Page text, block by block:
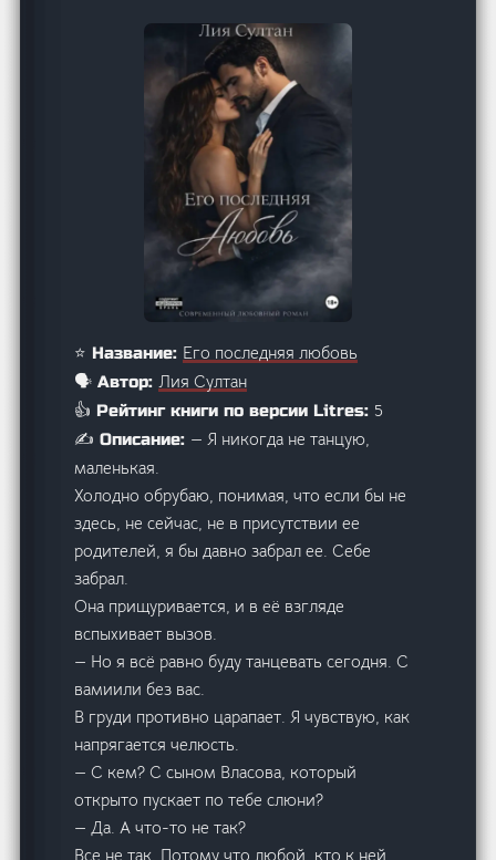
⭐ Название: Его последняя любовь
🗣️ Автор:Лия Султан
👍 Рейтинг книги по версии Litres: 5
✍️ Описание: — Я никогда не танцую,
маленькая.
Холодно обрубаю, понимая, что если бы не
здесь, не сейчас, не в присутствии ее
родителей, я бы давно забрал ее. Себе
забрал.
Она прищуривается, и в её взгляде
вспыхивает вызов.
— Но я всё равно буду танцевать сегодня. С
вамиили без вас.
В груди противно царапает. Я чувствую, как
напрягается челюсть.
— С кем? С сыном Власова, который
открыто пускает по тебе слюни?
— Да. А что-то не так?
Все не так. Потому что любой, кто к ней